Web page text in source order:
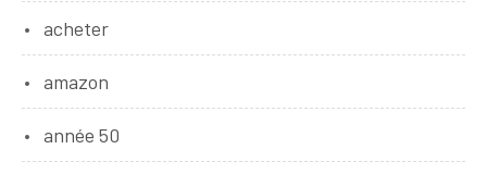
acheter
amazon
année 50